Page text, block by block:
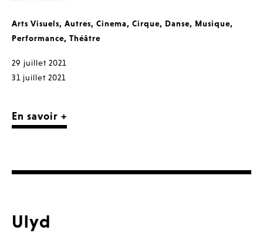
Arts Visuels, Autres, Cinema, Cirque, Danse, Musique,
Performance, Théâtre
29 juillet 2021
31 juillet 2021
En savoir +
Ulyd